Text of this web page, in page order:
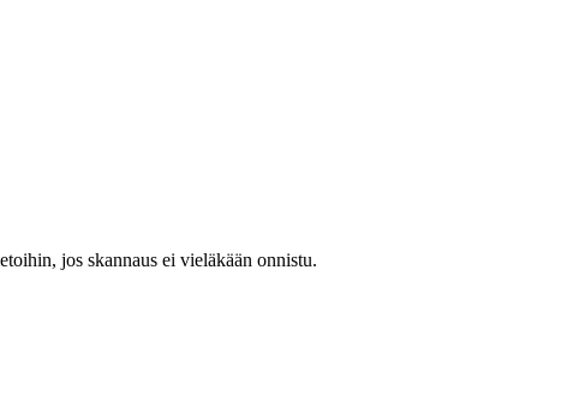
jos skannaus ei vieläkään onnistu.